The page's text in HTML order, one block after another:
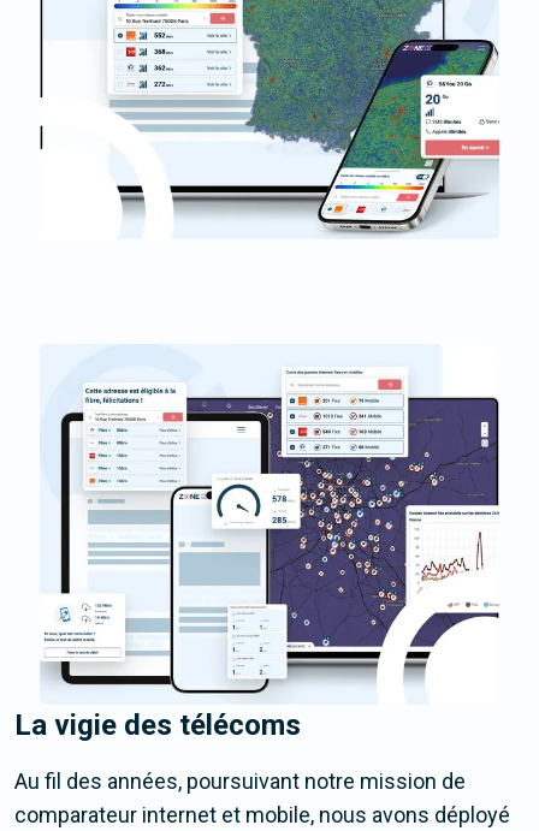
La vigie des télécoms
Au fil des années, poursuivant notre mission de
comparateur internet et mobile, nous avons déployé